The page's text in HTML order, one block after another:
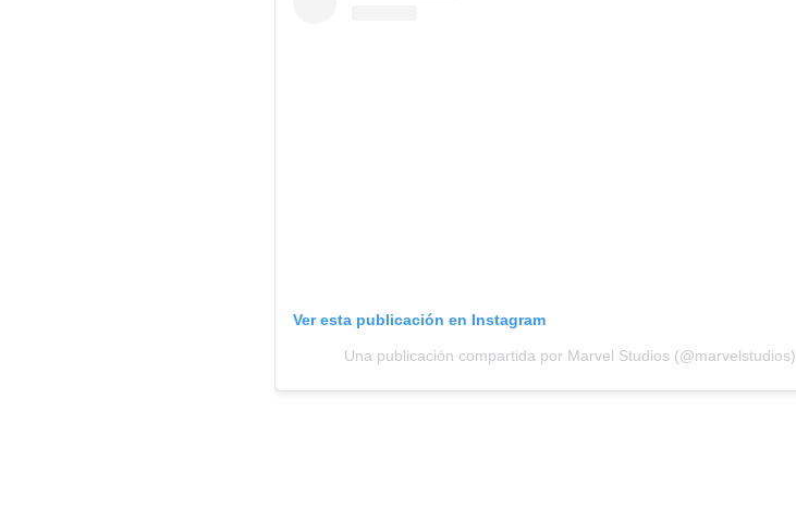
Ver esta publicación en Instagram
Una publicación compartida por Marvel Studios (@marvelstudios)